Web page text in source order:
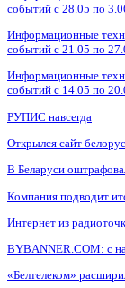
событий с 28.05 по
Информационные
событий с 21.05 по
Информационные
событий с 14.05 по
РУПИС навсегда
Открылся сайт
В Беларуси
Компания подводит
Интернет из
BYBANNER.COM: c
«Белтелеком»